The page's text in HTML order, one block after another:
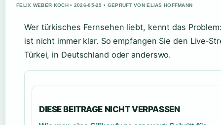
FELIX WEBER KOCH • 2026-05-29 • GEPRUFT VON ELIAS HOFFMANN
Wer türkisches Fernsehen liebt, kennt das
ist nicht immer klar. So empfangen Sie den
Türkei, in Deutschland oder anderswo.
DIESE BEITRAGE NICHT VERPASSEN